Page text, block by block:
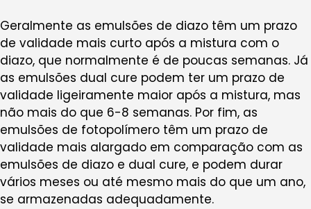
Geralmente as emulsões de diazo têm um prazo
de validade mais curto após a mistura com o
diazo, que normalmente é de poucas semanas. Já
as emulsões dual cure podem ter um prazo de
validade ligeiramente maior após a mistura, mas
não mais do que 6-8 semanas. Por fim, as
emulsões de fotopolímero têm um prazo de
validade mais alargado em comparação com as
emulsões de diazo e dual cure, e podem durar
vários meses ou até mesmo mais do que um ano,
se armazenadas adequadamente.